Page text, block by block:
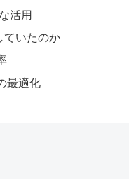
活用
ていたのか
最適化